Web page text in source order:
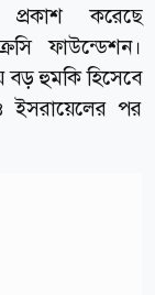
প্রকাশ করেছে
ফাউন্ডেশন।
বড় হুমকি হিসেবে
ইসরায়েলের পর